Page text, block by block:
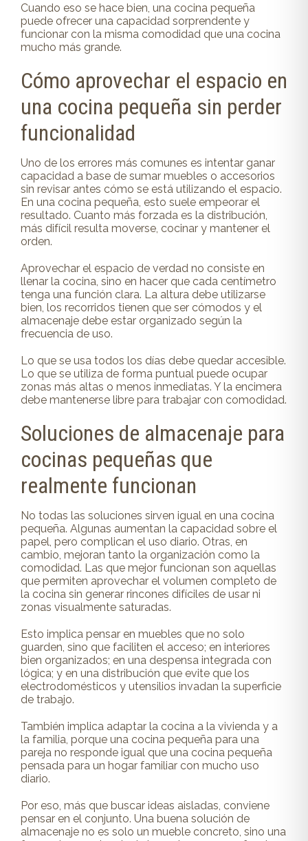
Cuando eso se hace bien, una cocina pequeña
puede ofrecer una capacidad sorprendente y
funcionar con la misma comodidad que una cocina
mucho más grande.
Cómo aprovechar el espacio en
una cocina pequeña sin perder
funcionalidad
Uno de los errores más comunes es intentar ganar
capacidad a base de sumar muebles o accesorios
sin revisar antes cómo se está utilizando el espacio.
En una cocina pequeña, esto suele empeorar el
resultado. Cuanto más forzada es la distribución,
más difícil resulta moverse, cocinar y mantener el
orden.
Aprovechar el espacio de verdad no consiste en
llenar la cocina, sino en hacer que cada centímetro
tenga una función clara. La altura debe utilizarse
bien, los recorridos tienen que ser cómodos y el
almacenaje debe estar organizado según la
frecuencia de uso.
Lo que se usa todos los días debe quedar accesible.
Lo que se utiliza de forma puntual puede ocupar
zonas más altas o menos inmediatas. Y la encimera
debe mantenerse libre para trabajar con comodidad.
Soluciones de almacenaje para
cocinas pequeñas que
realmente funcionan
No todas las soluciones sirven igual en una cocina
pequeña. Algunas aumentan la capacidad sobre el
papel, pero complican el uso diario. Otras, en
cambio, mejoran tanto la organización como la
comodidad. Las que mejor funcionan son aquellas
que permiten aprovechar el volumen completo de
la cocina sin generar rincones difíciles de usar ni
zonas visualmente saturadas.
Esto implica pensar en muebles que no solo
guarden, sino que faciliten el acceso; en interiores
bien organizados; en una despensa integrada con
lógica; y en una distribución que evite que los
electrodomésticos y utensilios invadan la superficie
de trabajo.
También implica adaptar la cocina a la vivienda y a
la familia, porque una cocina pequeña para una
pareja no responde igual que una cocina pequeña
pensada para un hogar familiar con mucho uso
diario.
Por eso, más que buscar ideas aisladas, conviene
pensar en el conjunto. Una buena solución de
almacenaje no es solo un mueble concreto, sino una